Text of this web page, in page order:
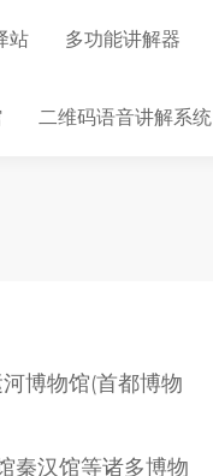
站 多功能讲解器
二维码语音讲解系统
博物馆(首都博物
汉馆等诸多博物